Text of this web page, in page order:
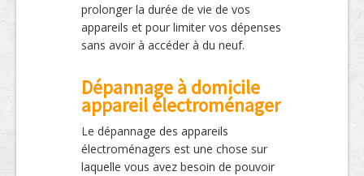
prolonger la durée de vie de vos
appareils et pour limiter vos dépenses
sans avoir à accéder à du neuf.
Dépannage à domicile
appareil électroménager
Le dépannage des appareils
électroménagers est une chose sur
laquelle vous avez besoin de pouvoir